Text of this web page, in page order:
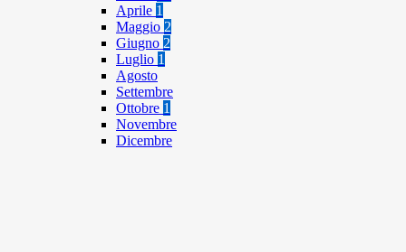
Aprile 1
Maggio 2
Giugno 2
Luglio 1
Agosto
Settembre
Ottobre 1
Novembre
Dicembre